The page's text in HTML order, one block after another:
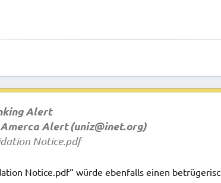
Alert
Alert (uniz@inet.org)
Notice.pdf
Notice.pdf“ würde ebenfalls einen